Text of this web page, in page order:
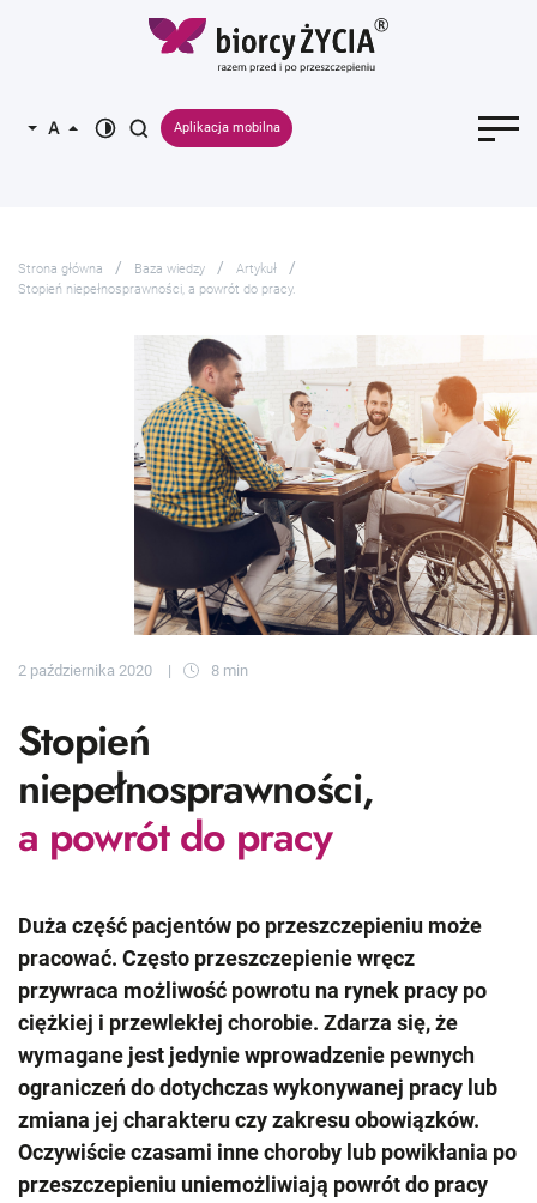
Aplikacja mobilna
Strona główna Baza wiedzy
Artykuł
Stopień niepełnosprawności, a powrót do pracy.
2 października 2020 8 min
Stopień
niepełnosprawności,
a powrót do pracy
Duża część pacjentów po przeszczepieniu może
pracować. Często przeszczepienie wręcz
przywraca możliwość powrotu na rynek pracy po
ciężkiej i przewlekłej chorobie. Zdarza się, że
wymagane jest jedynie wprowadzenie pewnych
ograniczeń do dotychczas wykonywanej pracy lub
zmiana jej charakteru czy zakresu obowiązków.
Oczywiście czasami inne choroby lub powikłania po
przeszczepieniu uniemożliwiają powrót do pracy